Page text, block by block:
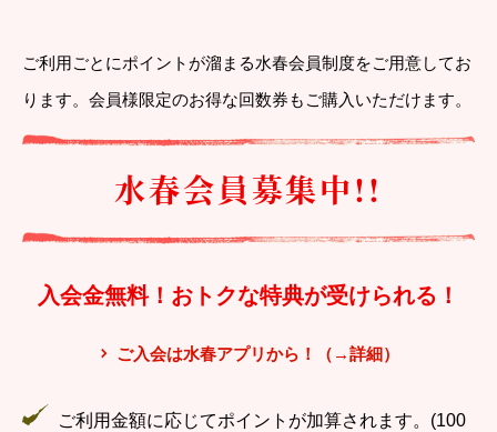
ご利用ごとにポイントが溜まる水春会員制度をご用意してお
ります。会員様限定のお得な回数券もご購入いただけます。
水春会員募集中!!
入会金無料！おトクな特典が受けられる！
ご入会は水春アプリから！（→詳細）
ご利用金額に応じてポイントが加算されます。(100